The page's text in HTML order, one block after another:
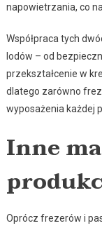
napowietrzania, co
Współpraca tych
lodów – od
przekształcenie w
dlatego zarówno
wyposażenia każdej
Inne
Oprócz frezerów i